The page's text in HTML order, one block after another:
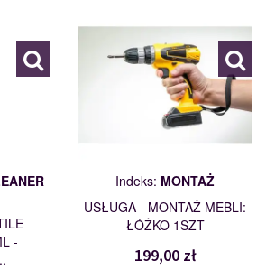
-
Indeks: MONTAŻ
USŁUGA - MONTAŻ MEBLI:
ŁÓŻKO 1SZT
199,00 zł